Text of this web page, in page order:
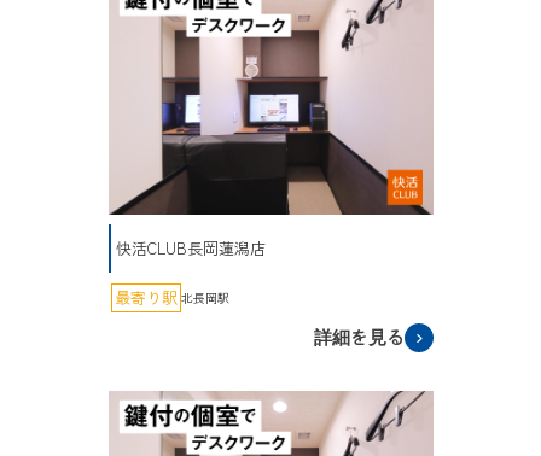
快活CLUB長岡蓮潟店
最寄り駅 北長岡駅
詳細を見る